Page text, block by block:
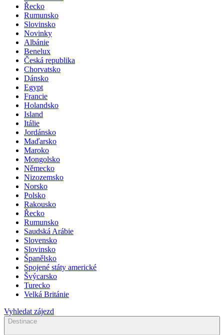
Řecko
Rumunsko
Slovinsko
Novinky
Albánie
Benelux
Česká republika
Chorvatsko
Dánsko
Egypt
Francie
Holandsko
Island
Itálie
Jordánsko
Maďarsko
Maroko
Mongolsko
Německo
Nizozemsko
Norsko
Polsko
Rakousko
Řecko
Rumunsko
Saudská Arábie
Slovensko
Slovinsko
Španělsko
Spojené státy americké
Švýcarsko
Turecko
Velká Británie
Vyhledat zájezd
Destinace